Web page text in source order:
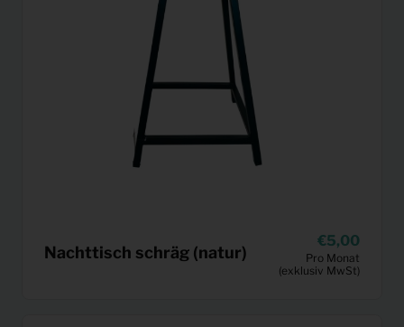
Nachttisch schräg (natur)
5,00
Pro Monat
(exklusiv MwSt)